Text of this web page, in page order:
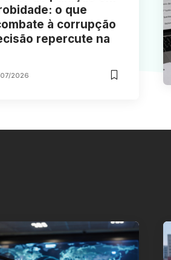
o que
à corrupção
repercute na
2026